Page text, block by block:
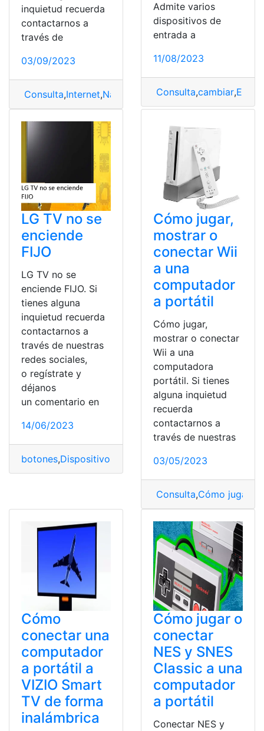
inquietud recuerda
contactarnos a
través de
03/09/2023
Consulta,Internet,Navegador Obtener
Admite varios
dispositivos de
entrada a
11/08/2023
Consulta,cambiar,
LG TV no se
enciende
FIJO
LG TV no se
enciende FIJO. Si
tienes alguna
inquietud recuerda
contactarnos a
través de nuestras
redes sociales,
o regístrate y
déjanos
un comentario en
14/06/2023
botones,Dispositivos encender,remotos,Smart TV
Cómo jugar,
mostrar o
conectar Wii
a una
computador
a portátil
Cómo jugar,
mostrar o conectar
Wii a una
computadora
portátil. Si tienes
alguna inquietud
recuerda
contactarnos a
través de nuestras
03/05/2023
Consulta,Cómo jugar
Cómo
conectar una
computador
a portátil a
VIZIO Smart
TV de forma
inalámbrica
Cómo jugar o
conectar
NES y SNES
Classic a una
computador
a portátil
Conectar NES y